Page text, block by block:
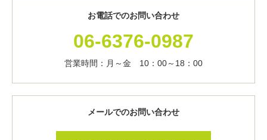
お電話でのお問い合わせ
06-6376-0987
営業時間：月～金 10：00～18：00
メールでのお問い合わせ